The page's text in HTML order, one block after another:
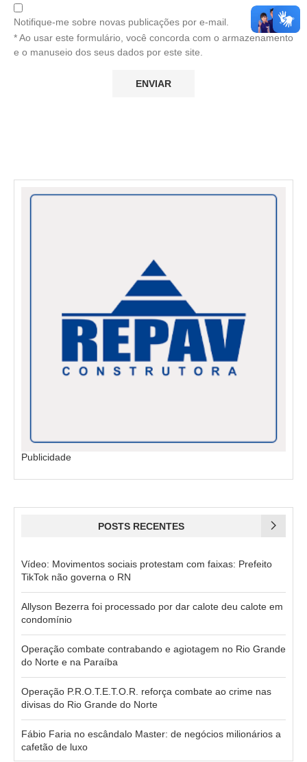
Notifique-me sobre novas publicações por e-mail.
* Ao usar este formulário, você concorda com o armazenamento
e o manuseio dos seus dados por este site.
Publicidade
POSTS RECENTES
Vídeo: Movimentos sociais protestam com faixas: Prefeito
TikTok não governa o RN
Allyson Bezerra foi processado por dar calote deu calote em
condomínio
Operação combate contrabando e agiotagem no Rio Grande
do Norte e na Paraíba
Operação P.R.O.T.E.T.O.R. reforça combate ao crime nas
divisas do Rio Grande do Norte
Fábio Faria no escândalo Master: de negócios milionários a
cafetão de luxo